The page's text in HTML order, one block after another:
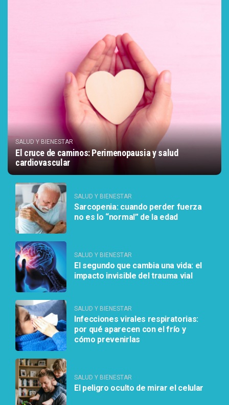
SALUD Y BIENESTAR
El cruce de caminos: Perimenopausia y salud
cardiovascular
SALUD Y BIENESTAR
Sarcopenia: cuando perder fuerza
no es lo “normal” de la edad
SALUD Y BIENESTAR
El segundo que cambia una vida: el
impacto invisible del trauma vial
SALUD Y BIENESTAR
Infecciones virales respiratorias:
por qué aparecen con el frío y
cómo prevenirlas
SALUD Y BIENESTAR
El peligro oculto de mirar el celular